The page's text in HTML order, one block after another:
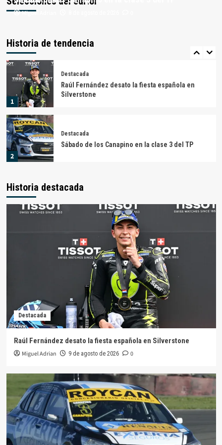
Miguel Adrian
Miguel Adrian
Historia de tendencia
5
clase 3
1
Destacada
Raúl Fernández desato la fiesta española en
Silverstone
2
Destacada
Sábado de los Canapino en la clase 3 del TP
Destacada
Destacada
Jorge Martin gana el Tissot Sprint en
Silverstone
5
La dupla Hermida – Moscardini los mejores de la
clase 3
1
Raúl Fernández desato la fiesta española en
2
Destacada
Sábado de los Canapino en la clase 3 del TP
Historia destacada
Destacada
Raúl Fernández desato la fiesta española en Silverstone
Miguel Adrian 9 de agosto de 2026 0